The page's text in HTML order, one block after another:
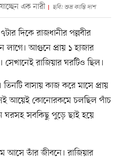
এক নারী ছবি: শুভ্র কান্তি দাশ
দিকে রাজধানীর পল্লবীর
আগুনে প্রায় ১ হাজার
রাজিয়ার ঘরটিও ছিল।
বাসায় কাজ করে মাসে প্রায়
আয়েই কোনোরকমে চলছিল পাঁচ
ঘরসহ সবকিছু পুড়ে ছাই হয়ে
তাঁর জীবনে। রাজিয়ার